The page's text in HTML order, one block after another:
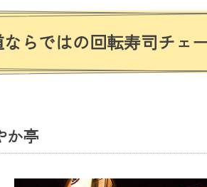
らではの回転寿司チェ
か亭